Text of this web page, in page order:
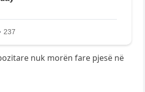
nuk morën fare pjesë në